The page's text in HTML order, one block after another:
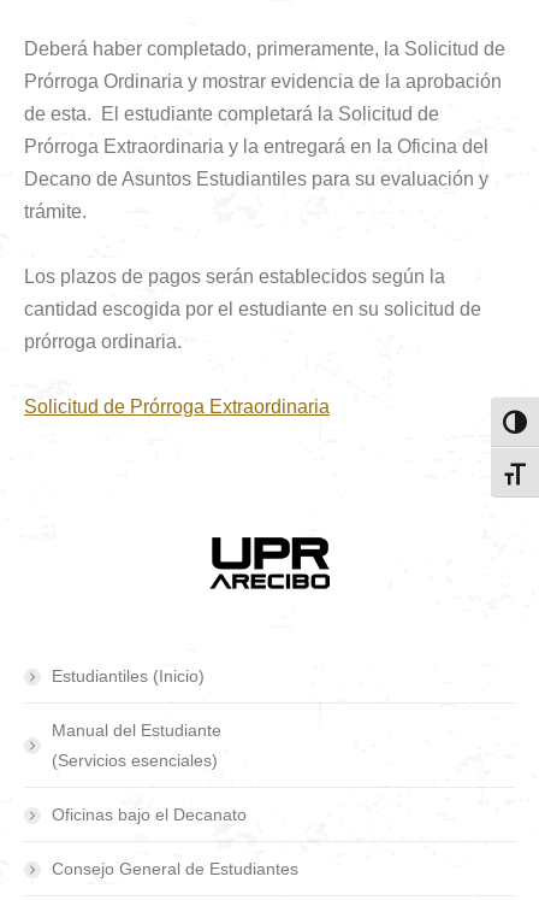
Deberá haber completado, primeramente, la Solicitud de
Prórroga Ordinaria y mostrar evidencia de la aprobación
de esta. El estudiante completará la Solicitud de
Prórroga Extraordinaria y la entregará en la Oficina del
Decano de Asuntos Estudiantiles para su evaluación y
trámite.
Los plazos de pagos serán establecidos según la
cantidad escogida por el estudiante en su solicitud de
prórroga ordinaria.
Solicitud de Prórroga Extraordinaria
Estudiantiles (Inicio)
Manual del Estudiante
(Servicios esenciales)
Oficinas bajo el Decanato
Consejo General de Estudiantes